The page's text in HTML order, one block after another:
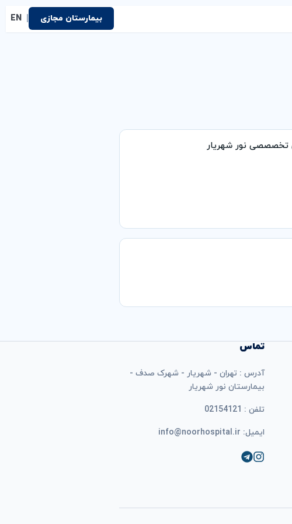
بیمارستان مجازی EN
تخصصصی نور شهریار
تماس
آدرس : تهران - شهریار - شهرک صدف -
بیمارستان نور شهریار
تلفن : 02154121
ایمیل: info@noorhospital.ir